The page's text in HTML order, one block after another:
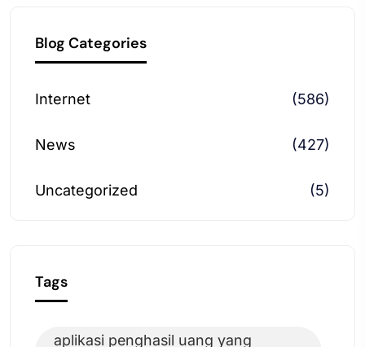
Blog Categories
Internet (586)
News (427)
Uncategorized (5)
Tags
aplikasi penghasil uang yang